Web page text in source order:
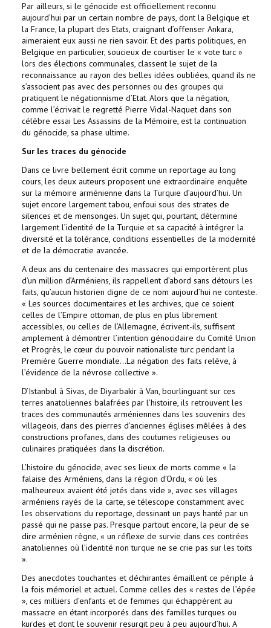
Par ailleurs, si le génocide est officiellement reconnu
aujourd’hui par un certain nombre de pays, dont la Belgique et
la France, la plupart des Etats, craignant d’offenser Ankara,
aimeraient eux aussi ne rien savoir. Et des partis politiques, en
Belgique en particulier, soucieux de courtiser le « vote turc »
lors des élections communales, classent le sujet de la
reconnaissance au rayon des belles idées oubliées, quand ils ne
s’associent pas avec des personnes ou des groupes qui
pratiquent le négationnisme d’Etat. Alors que la négation,
comme l’écrivait le regretté Pierre Vidal-Naquet dans son
célèbre essai Les Assassins de la Mémoire, est la continuation
du génocide, sa phase ultime.
Sur les traces du génocide
Dans ce livre bellement écrit comme un reportage au long
cours, les deux auteurs proposent une extraordinaire enquête
sur la mémoire arménienne dans la Turquie d’aujourd’hui. Un
sujet encore largement tabou, enfoui sous des strates de
silences et de mensonges. Un sujet qui, pourtant, détermine
largement l’identité de la Turquie et sa capacité à intégrer la
diversité et la tolérance, conditions essentielles de la modernité
et de la démocratie avancée.
A deux ans du centenaire des massacres qui emportèrent plus
d’un million d’Arméniens, ils rappellent d’abord sans détours les
faits, qu’aucun historien digne de ce nom aujourd’hui ne conteste.
« Les sources documentaires et les archives, que ce soient
celles de l’Empire ottoman, de plus en plus librement
accessibles, ou celles de l’Allemagne, écrivent-ils, suffisent
amplement à démontrer l’intention génocidaire du Comité Union
et Progrès, le cœur du pouvoir nationaliste turc pendant la
Première Guerre mondiale…La négation des faits relève, à
l’évidence de la névrose collective ».
D’Istanbul à Sivas, de Diyarbakir à Van, bourlinguant sur ces
terres anatoliennes balafrées par l’histoire, ils retrouvent les
traces des communautés arméniennes dans les souvenirs des
villageois, dans des pierres d’anciennes églises mêlées à des
constructions profanes, dans des coutumes religieuses ou
culinaires pratiquées dans la discrétion.
L’histoire du génocide, avec ses lieux de morts comme « la
falaise des Arméniens, dans la région d’Ordu, « où les
malheureux avaient été jetés dans vide », avec ses villages
arméniens rayés de la carte, se télescope constamment avec
les observations du reportage, dessinant un pays hanté par un
passé qui ne passe pas. Presque partout encore, la peur de se
dire arménien règne, « un réflexe de survie dans ces contrées
anatoliennes où l’identité non turque ne se crie pas sur les toits
».
Des anecdotes touchantes et déchirantes émaillent ce périple à
la fois mémoriel et actuel. Comme celles des « restes de l’épée
», ces milliers d’enfants et de femmes qui échappèrent au
massacre en étant incorporés dans des familles turques ou
kurdes et dont le souvenir resurgit peu à peu aujourd’hui. A